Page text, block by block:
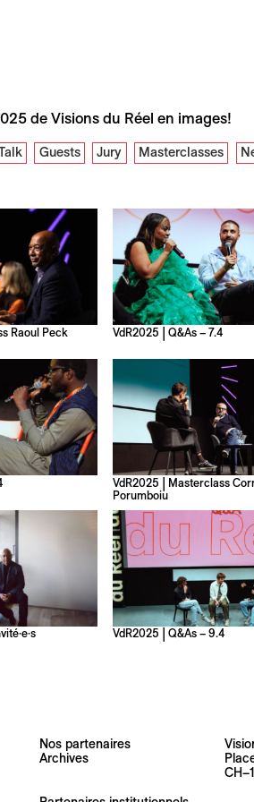
de Visions du Réel en images!
Guests Jury Masterclasses
Raoul Peck VdR2025 | Q&As – 7.4
VdR2025 | Masterclass
Porumboiu
VdR2025 | Q&As – 9.4
Nos partenaires
Archives